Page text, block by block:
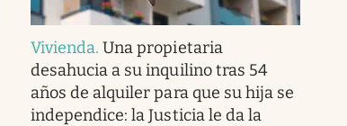
Vivienda.Una propietaria
desahucia a su inquilino tras 54
años de alquiler para que su hija se
independice: la Justicia le da la